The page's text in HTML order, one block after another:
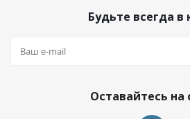
Будьте всегда в
Оставайтесь на